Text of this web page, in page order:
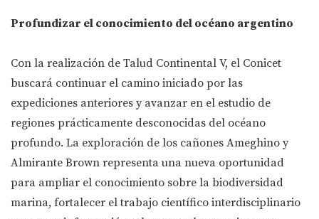
Profundizar el conocimiento del océano argentino
Con la realización de Talud Continental V, el Conicet
buscará continuar el camino iniciado por las
expediciones anteriores y avanzar en el estudio de
regiones prácticamente desconocidas del océano
profundo. La exploración de los cañones Ameghino y
Almirante Brown representa una nueva oportunidad
para ampliar el conocimiento sobre la biodiversidad
marina, fortalecer el trabajo científico interdisciplinario